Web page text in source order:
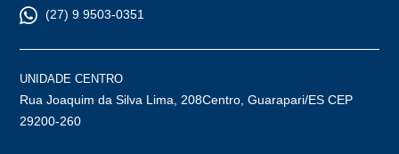
(27) 9 9503-0351
UNIDADE CENTRO
Rua Joaquim da Silva Lima, 208Centro, Guarapari/ES CEP
29200-260